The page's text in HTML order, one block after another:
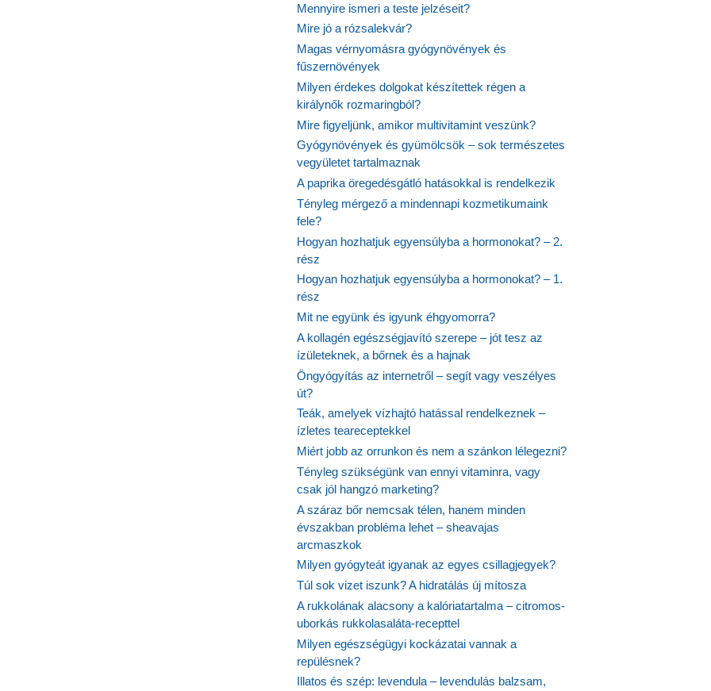
Mennyire ismeri a teste jelzéseit?
Mire jó a rózsalekvár?
Magas vérnyomásra gyógynövények és
fűszernövények
Milyen érdekes dolgokat készítettek régen a
királynők rozmaringból?
Mire figyeljünk, amikor multivitamint veszünk?
Gyógynövények és gyümölcsök – sok természetes
vegyületet tartalmaznak
A paprika öregedésgátló hatásokkal is rendelkezik
Tényleg mérgező a mindennapi kozmetikumaink
fele?
Hogyan hozhatjuk egyensúlyba a hormonokat? – 2.
rész
Hogyan hozhatjuk egyensúlyba a hormonokat? – 1.
rész
Mit ne együnk és igyunk éhgyomorra?
A kollagén egészségjavító szerepe – jót tesz az
ízületeknek, a bőrnek és a hajnak
Öngyógyítás az internetről – segít vagy veszélyes
út?
Teák, amelyek vízhajtó hatással rendelkeznek –
ízletes teareceptekkel
Miért jobb az orrunkon és nem a szánkon lélegezni?
Tényleg szükségünk van ennyi vitaminra, vagy
csak jól hangzó marketing?
A száraz bőr nemcsak télen, hanem minden
évszakban probléma lehet – sheavajas
arcmaszkok
Milyen gyógyteát igyanak az egyes csillagjegyek?
Túl sok vizet iszunk? A hidratálás új mítosza
A rukkolának alacsony a kalóriatartalma – citromos-
uborkás rukkolasaláta-recepttel
Milyen egészségügyi kockázatai vannak a
repülésnek?
Illatos és szép: levendula – levendulás balzsam,